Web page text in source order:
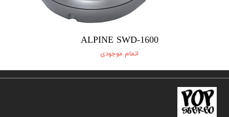
ALPINE SWD-1600
اتمام موجودی